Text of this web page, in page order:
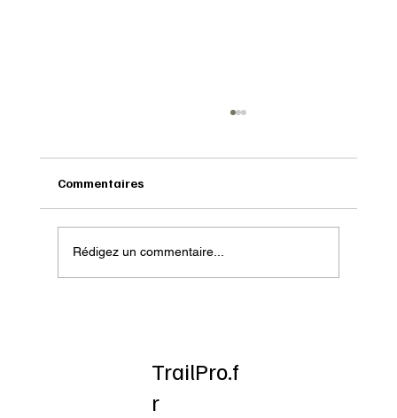
Onatera : Pour affronter l’hiver
Commentaires
Rédigez un commentaire...
TrailPro.f
r